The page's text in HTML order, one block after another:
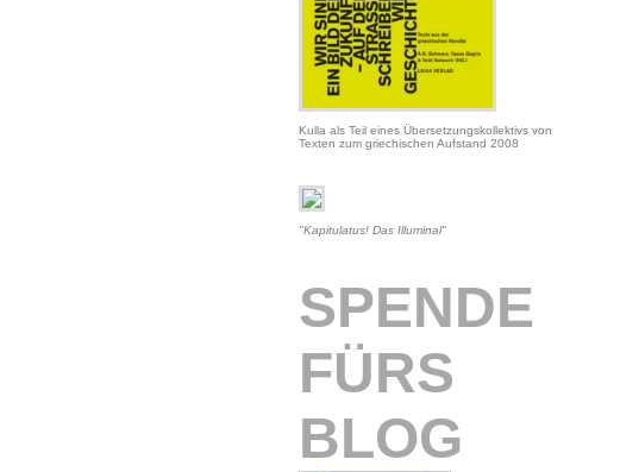
Kulla als Teil eines Übersetzungskollektivs von
Texten zum griechischen Aufstand 2008
"Kapitulatus! Das Illuminal"
SPENDE
FÜRS
BLOG